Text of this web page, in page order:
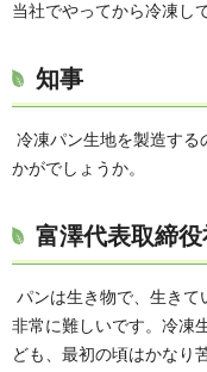
当社でやってから冷凍し
知事
冷凍パン生地を製造す
かがでしょうか。
富澤代表取締
パンは生き物で、生きて
非常に難しいです。冷凍
ども、最初の頃はかなり